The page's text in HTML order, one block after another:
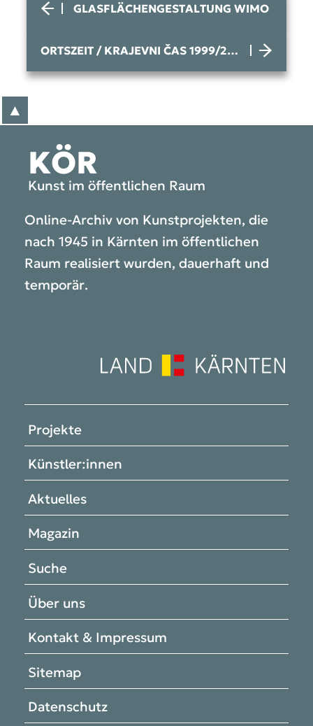
GLASFLÄCHENGESTALTUNG WIMO
ORTSZEIT / KRAJEVNI ČAS 1999/2014
▲
KÖR
Kunst im öffentlichen Raum
Online-Archiv von Kunstprojekten, die
nach 1945 in Kärnten im öffentlichen
Raum realisiert wurden, dauerhaft und
temporär.
Projekte
Künstler:innen
Aktuelles
Magazin
Suche
Über uns
Kontakt & Impressum
Sitemap
Datenschutz